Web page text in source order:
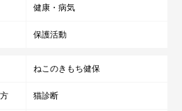
健康・病気
保護活動
ねこのきもち健保
猫診断